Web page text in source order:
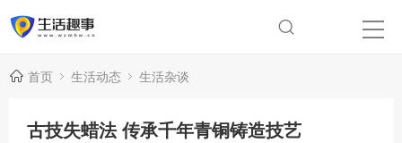
首页 生活动态 生活杂谈
古技失蜡法 传承千年青铜铸造技艺